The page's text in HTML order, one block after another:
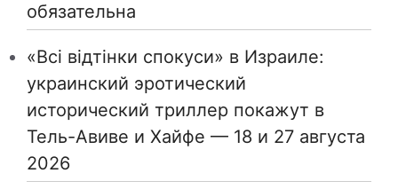
обязательна
«Всі відтінки спокуси» в Израиле:
украинский эротический
исторический триллер покажут в
Тель-Авиве и Хайфе — 18 и 27 августа
2026